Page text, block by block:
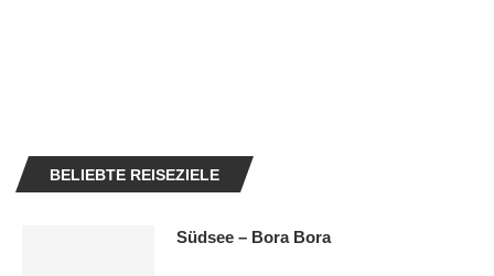
BELIEBTE REISEZIELE
Südsee – Bora Bora